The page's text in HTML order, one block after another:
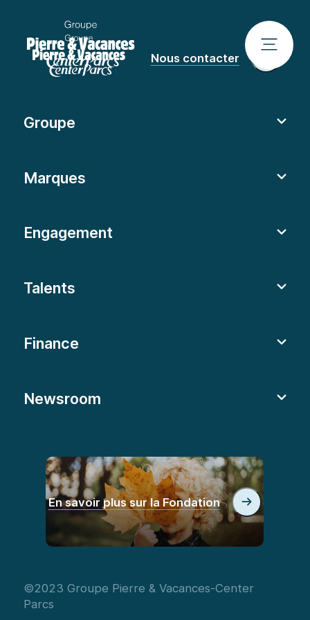
Nous contacter
Groupe
Marques
Engagement
Talents
Finance
Newsroom
En savoir plus sur la Fondation
©2023 Groupe Pierre & Vacances-Center
Parcs